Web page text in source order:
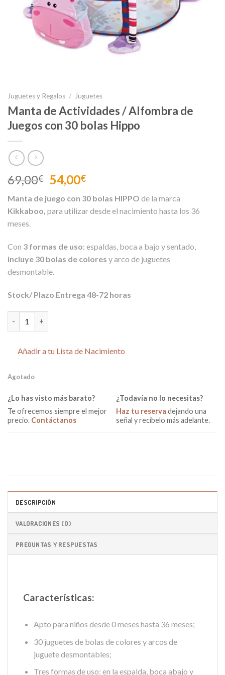
Juguetes y Regalos / Juguetes
Manta de Actividades / Alfombra de
Juegos con 30 bolas Hippo
69,00€ El
precio
original
era:
54,00€El
actual
es:
Manta de juego con 30 bolas HIPPO de la marca
Kikkaboo, para utilizar desde el nacimiento hasta los 36
meses.
Con 3 formas de uso: espaldas, boca a bajo y sentado,
incluye 30 bolas de colores y arco de juguetes
desmontable.
Stock/ Plazo Entrega 48-72 horas
Añadir a tu Lista de Nacimiento
Agotado
¿Lo has visto más barato?
Te ofrecemos siempre el mejor
precio. Contáctanos
¿Todavía no lo necesitas?
Haz tu reserva dejando una
señal y recíbelo más adelante.
DESCRIPCIÓN
VALORACIONES (0)
PREGUNTAS Y RESPUESTAS
Características:
Apto para niños desde 0 meses hasta 36 meses;
30 juguetes de bolas de colores y arcos de
juguete desmontables;
Tres formas de uso: en la espalda, boca abajo y